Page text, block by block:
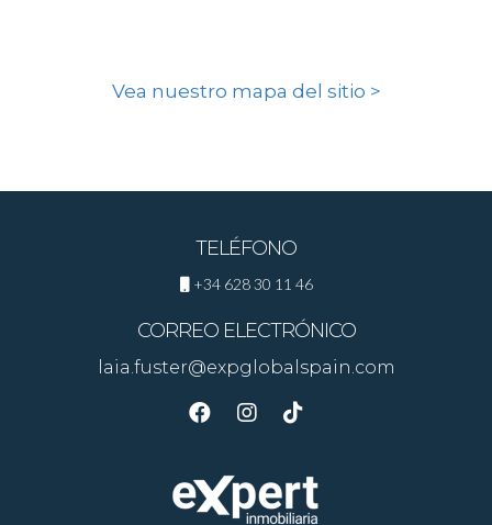
Vea nuestro mapa del sitio >
TELÉFONO
+34 628 30 11 46
CORREO ELECTRÓNICO
laia.fuster@expglobalspain.com